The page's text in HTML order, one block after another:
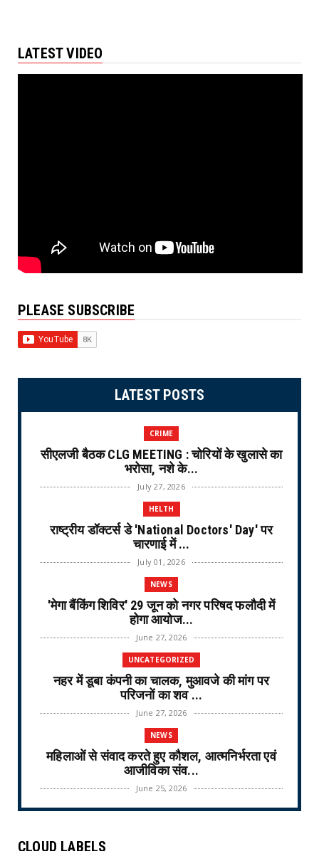
LATEST VIDEO
PLEASE SUBSCRIBE
LATEST POSTS
CRIME
सीएलजी बैठक CLG MEETING : चोरियों के खुलासे का
भरोसा, नशे के...
July 27, 2026
HELTH
राष्ट्रीय डॉक्टर्स डे 'National Doctors' Day' पर
चारणाई में ...
July 01, 2026
NEWS
'मेगा बैंकिंग शिविर' 29 जून को नगर परिषद फलौदी में
होगा आयोज...
June 27, 2026
UNCATEGORIZED
नहर में डूबा कंपनी का चालक, मुआवजे की मांग पर
परिजनों का शव ...
June 27, 2026
NEWS
महिलाओं से संवाद करते हुए कौशल, आत्मनिर्भरता एवं
आजीविका संव...
June 25, 2026
NEWS
CLOUD LABELS